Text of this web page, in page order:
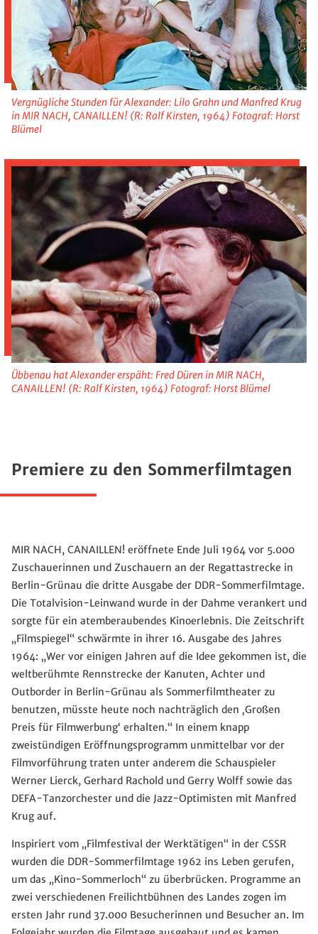
Vergnügliche Stunden für Alexander: Lilo Grahn und Manfred Krug
in MIR NACH, CANAILLEN! (R: Ralf Kirsten, 1964) Fotograf: Horst
Blümel
Übbenau hat Alexander erspäht: Fred Düren in MIR NACH,
CANAILLEN! (R: Ralf Kirsten, 1964) Fotograf: Horst Blümel
Premiere zu den Sommerfilmtagen
MIR NACH, CANAILLEN! eröffnete Ende Juli 1964 vor 5.000
Zuschauerinnen und Zuschauern an der Regattastrecke in
Berlin-Grünau die dritte Ausgabe der DDR-Sommerfilmtage.
Die Totalvision-Leinwand wurde in der Dahme verankert und
sorgte für ein atemberaubendes Kinoerlebnis. Die Zeitschrift
„Filmspiegel“ schwärmte in ihrer 16. Ausgabe des Jahres
1964: „Wer vor einigen Jahren auf die Idee gekommen ist, die
weltberühmte Rennstrecke der Kanuten, Achter und
Outborder in Berlin-Grünau als Sommerfilmtheater zu
benutzen, müsste heute noch nachträglich den ‚Großen
Preis für Filmwerbung‘ erhalten.“ In einem knapp
zweistündigen Eröffnungsprogramm unmittelbar vor der
Filmvorführung traten unter anderem die Schauspieler
Werner Lierck, Gerhard Rachold und Gerry Wolff sowie das
DEFA-Tanzorchester und die Jazz-Optimisten mit Manfred
Krug auf.
Inspiriert vom „Filmfestival der Werktätigen“ in der CSSR
wurden die DDR-Sommerfilmtage 1962 ins Leben gerufen,
um das „Kino-Sommerloch“ zu überbrücken. Programme an
zwei verschiedenen Freilichtbühnen des Landes zogen im
ersten Jahr rund 37.000 Besucherinnen und Besucher an. Im